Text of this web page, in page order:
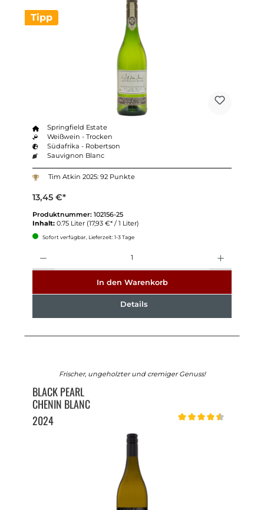
Tipp
Springfield Estate
Weißwein - Trocken
Südafrika - Robertson
Sauvignon Blanc
Tim Atkin 2025: 92 Punkte
13,45 €*
Produktnummer: 102156-25
Inhalt: 0.75 Liter (17,93 €* / 1 Liter)
Sofort verfügbar, Lieferzeit: 1-3 Tage
In den Warenkorb
Details
Frischer, ungeholzter und cremiger Genuss!
BLACK PEARL
CHENIN BLANC
2024